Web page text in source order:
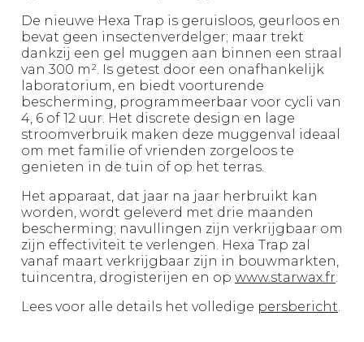
De nieuwe Hexa Trap is geruisloos, geurloos en
bevat geen insectenverdelger; maar trekt
dankzij een gel muggen aan binnen een straal
van 300 m². Is getest door een onafhankelijk
laboratorium, en biedt voorturende
bescherming, programmeerbaar voor cycli van
4, 6 of 12 uur. Het discrete design en lage
stroomverbruik maken deze muggenval ideaal
om met familie of vrienden zorgeloos te
genieten in de tuin of op het terras.
Het apparaat, dat jaar na jaar herbruikt kan
worden, wordt geleverd met drie maanden
bescherming; navullingen zijn verkrijgbaar om
zijn effectiviteit te verlengen. Hexa Trap zal
vanaf maart verkrijgbaar zijn in bouwmarkten,
tuincentra, drogisterijen en op www.starwax.fr.
Lees voor alle details het volledige persbericht.